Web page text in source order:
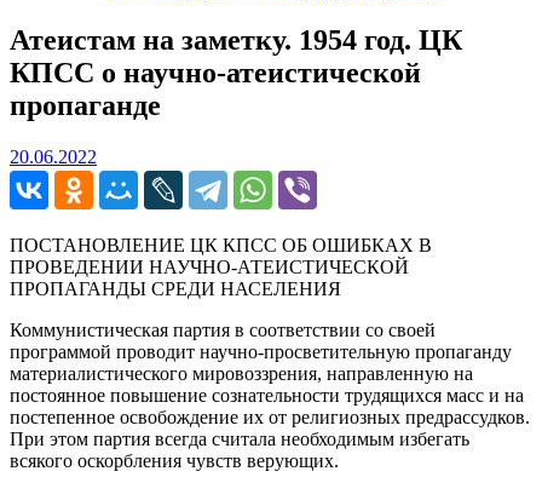
Атеистам на заметку. 1954 год. ЦК
КПСС о научно-атеистической
пропаганде
20.06.2022
ПОСТАНОВЛЕНИЕ ЦК КПСС ОБ ОШИБКАХ В
ПРОВЕДЕНИИ НАУЧНО-АТЕИСТИЧЕСКОЙ
ПРОПАГАНДЫ СРЕДИ НАСЕЛЕНИЯ
Коммунистическая партия в соответствии со своей
программой проводит научно-просветительную пропаганду
материалистического мировоззрения, направленную на
постоянное повышение сознательности трудящихся масс и на
постепенное освобождение их от религиозных предрассудков.
При этом партия всегда считала необходимым избегать
всякого оскорбления чувств верующих.